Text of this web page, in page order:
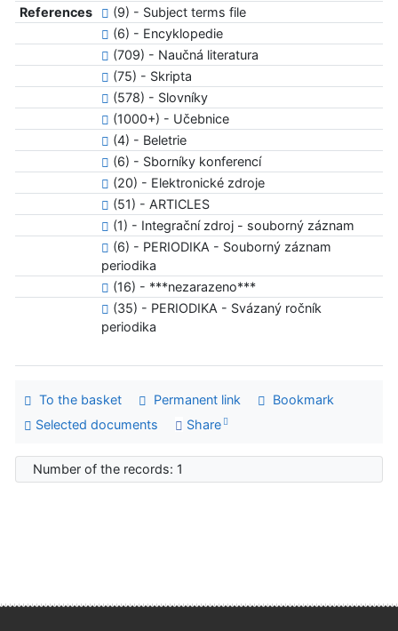
References
(9) - Subject terms file
(6) - Encyklopedie
(709) - Naučná literatura
(75) - Skripta
(578) - Slovníky
(1000+) - Učebnice
(4) - Beletrie
(6) - Sborníky konferencí
(20) - Elektronické zdroje
(51) - ARTICLES
(1) - Integrační zdroj - souborný záznam
(6) - PERIODIKA - Souborný záznam
periodika
(16) - ***nezarazeno***
(35) - PERIODIKA - Svázaný ročník
periodika
To the basket Permanent link
Bookmark
Selected documents
Share
Number of the records: 1